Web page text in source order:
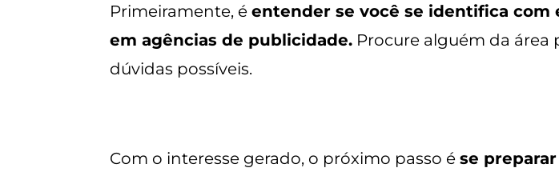
Primeiramente, é entender se você se identifica com
em agências de publicidade. Procure alguém da área
dúvidas possíveis.
Com o interesse gerado, o próximo passo é se